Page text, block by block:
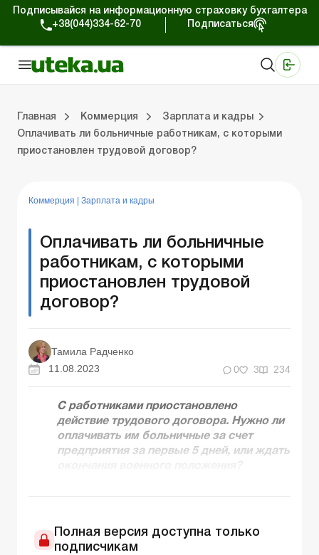
Подписывайся на информационную страховку бухгалтера
+38(044)334-62-70
Подписаться
Главная Коммерция
Зарплата и кадры
Оплачивать ли больничные работникам, с которыми
приостановлен трудовой договор?
Коммерция Зарплата и кадры
Оплачивать ли больничные
работникам, с которыми
приостановлен трудовой
договор?
Тамила Радченко
11.08.2023
0 3 234
С работниками приостановлено
действие трудового договора. Нужно ли
оплачивать им больничные за счет
предприятия за первые 5 дней, или ждать
Полная версия доступна только
подписчикам